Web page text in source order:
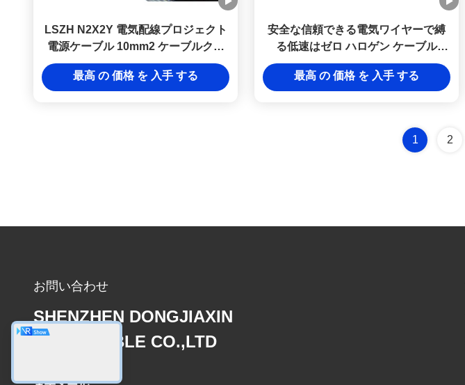
LSZH N2X2Y 電気配線プロジェクト
電源ケーブル 10mm2 ケーブルクラ
ス 2 低煙ハロゲンフリー DJX ケーブ
ル (鋼またはアルミニウム装甲保護付
最高 の 価格 を 入手 する
安全な信頼できる電気ワイヤーで縛
る低速はゼロ ハロゲン ケーブル
LSZH N2X2Y 10mm2のクラス2を煙
らす
最高 の 価格 を 入手 する
1 2
お問い合わせ
SHENZHEN DONGJIAXIN
WIRE&CABLE CO.,LTD